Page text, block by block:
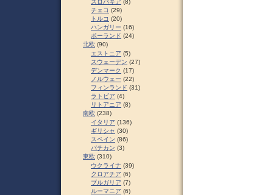
スロパキア (8)
チェコ (29)
トルコ (20)
ハンガリー (16)
ポーランド (24)
北欧 (90)
エストニア (5)
スウェーデン (27)
デンマーク (17)
ノルウェー (22)
フィンランド (31)
ラトビア (4)
リトアニア (8)
南欧 (238)
イタリア (136)
ギリシャ (30)
スペイン (86)
バチカン (3)
東欧 (310)
ウクライナ (39)
クロアチア (6)
ブルガリア (7)
ルーマニア (6)